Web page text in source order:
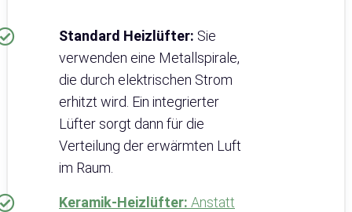
Standard Heizlüfter: Sie
verwenden eine Metallspirale,
die durch elektrischen Strom
erhitzt wird. Ein integrierter
Lüfter sorgt dann für die
Verteilung der erwärmten Luft
im Raum.
Keramik-Heizlüfter: Anstatt